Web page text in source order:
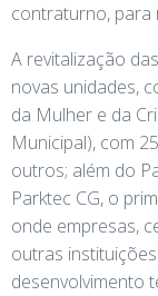
contraturno, para
A revitalização
novas unidades,
da Mulher e da
Municipal), com
outros; além do
Parktec CG, o
onde empresas,
outras
desenvolvimento